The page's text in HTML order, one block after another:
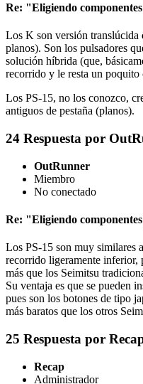
Re: "Eligiendo
Los K son versión translúcida
planos). Son los pulsadores
solución híbrida (que,
recorrido y le resta un
Los PS-15, no los conozco,
antiguos de pestaña (planos).
24 Respuesta por
OutRunner
Miembro
No conectado
Re: "Eligiendo
Los PS-15 son muy similares
recorrido ligeramente inferior,
más que los Seimitsu
Su ventaja es que se pueden
pues son los botones de tipo
más baratos que los otros
25 Respuesta por
Recap
Administrador